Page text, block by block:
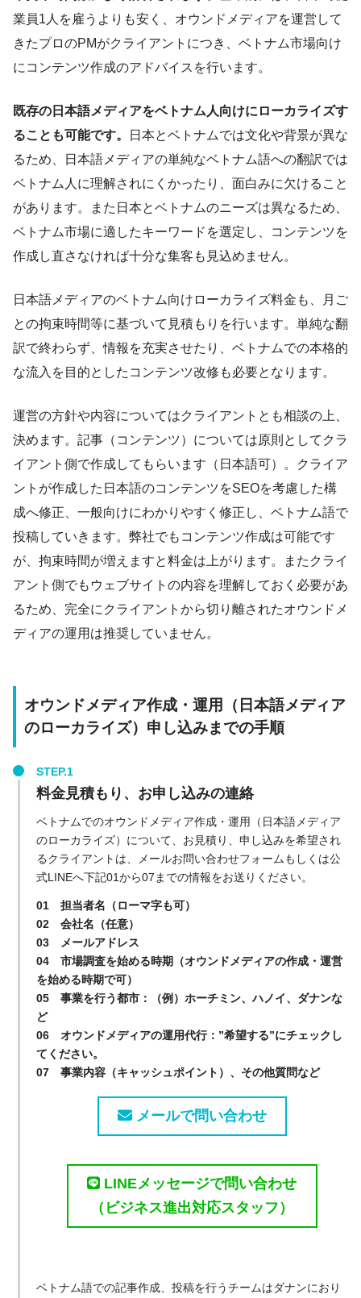
業員1人を雇うよりも安く、オウンドメディアを運営して
きたプロのPMがクライアントにつき、ベトナム市場向け
にコンテンツ作成のアドバイスを行います。
既存の日本語メディアをベトナム人向けにローカライズす
ることも可能です。
日本とベトナムでは文化や背景が異な
るため、日本語メディアの単純なベトナム語への翻訳では
ベトナム人に理解されにくかったり、面白みに欠けること
があります。また日本とベトナムのニーズは異なるため、
ベトナム市場に適したキーワードを選定し、コンテンツを
作成し直さなければ十分な集客も見込めません。
日本語メディアのベトナム向けローカライズ料金も、月ご
との拘束時間等に基づいて見積もりを行います。単純な翻
訳で終わらず、情報を充実させたり、ベトナムでの本格的
な流入を目的としたコンテンツ改修も必要となります。
運営の方針や内容についてはクライアントとも相談の上、
決めます。記事（コンテンツ）については原則としてクラ
イアント側で作成してもらいます（日本語可）。クライア
ントが作成した日本語のコンテンツをSEOを考慮した構
成へ修正、一般向けにわかりやすく修正し、ベトナム語で
投稿していきます。弊社でもコンテンツ作成は可能です
が、拘束時間が増えますと料金は上がります。またクライ
アント側でもウェブサイトの内容を理解しておく必要があ
るため、完全にクライアントから切り離されたオウンドメ
ディアの運用は推奨していません。
オウンドメディア作成・運用（日本語メディア
のローカライズ）申し込みまでの手順
料金見積もり、お申し込みの連絡
ベトナムでのオウンドメディア作成・運用（日本語メディア
のローカライズ）について、お見積り、申し込みを希望され
るクライアントは、メールお問い合わせフォームもしくは公
式LINEへ下記01から07までの情報をお送りください。
01 担当者名（ローマ字も可）
02 会社名（任意）
03 メールアドレス
04 市場調査を始める時期（オウンドメディアの作成・運営
を始める時期で可）
05 事業を行う都市：（例）ホーチミン、ハノイ、ダナンな
ど
06 オウンドメディアの運用代行：”希望する”にチェックし
てください。
07 事業内容（キャッシュポイント）、その他質問など
メールで問い合わせ
LINEメッセージで問い合わせ
（ビジネス進出対応スタッフ）
ベトナム語での記事作成、投稿を行うチームはダナンにおり